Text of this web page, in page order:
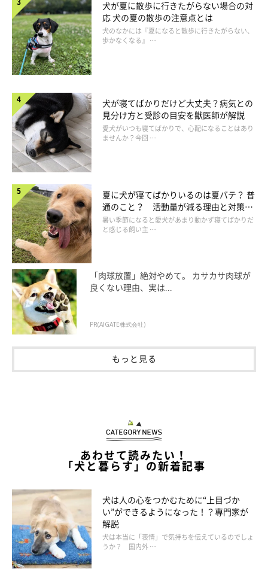
食べすぎの肥満は背中に脂肪がつく
犬が太る理由４ バランスの悪い食事で腸内環境が悪化
●肉ばかり、おやつばかりで腸内に̋デブ菌̋が増える
じつは、腸内には脂肪をためこむ通称〝デブ菌〞と呼ばれる菌が
存在していて、その菌が増えると太りやすい体質になってしまう
のです。肉などのたんぱく質を多量に与えたり、主食よりもおや
犬が夏に散歩に行きたがらない場合の対
応 犬の夏の散歩の注意点とは
犬のなかには『夏になると散歩に行きたがらない、
歩かなくなる』 …
犬が寝てばかりだけど大丈夫？病気との
見分け方と受診の目安を獣医師が解説
愛犬がいつも寝てばかりで、心配になることはあり
ませんか？今回 …
夏に犬が寝てばかりいるのは夏バテ？ 普
通のこと？ 活動量が減る理由と対策と
は
暑い季節になると愛犬があまり動かず寝てばかりだ
と感じる飼い主 …
「肉球放置」絶対やめて。 カサカサ肉球が
良くない理由、実は...
PR(AIGATE株式会社)
もっと見る
あわせて読みたい！
「犬と暮らす」の新着記事
犬は人の心をつかむために“上目づか
い”ができるようになった！？専門家が
解説
犬は本当に「表情」で気持ちを伝えているのでしょ
うか？ 国内外 …